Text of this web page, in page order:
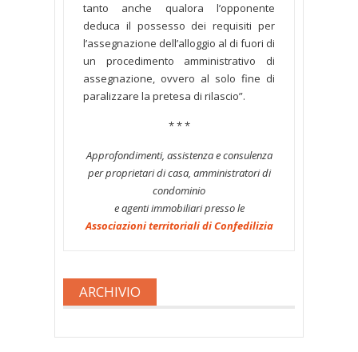
tanto anche qualora l’opponente
deduca il possesso dei requisiti per
l’assegnazione dell’alloggio al di fuori di
un procedimento amministrativo di
assegnazione, ovvero al solo fine di
paralizzare la pretesa di rilascio”.
* * *
Approfondimenti, assistenza e consulenza
per proprietari di casa, amministratori di
condominio
e agenti immobiliari presso le
Associazioni territoriali di Confedilizia
ARCHIVIO